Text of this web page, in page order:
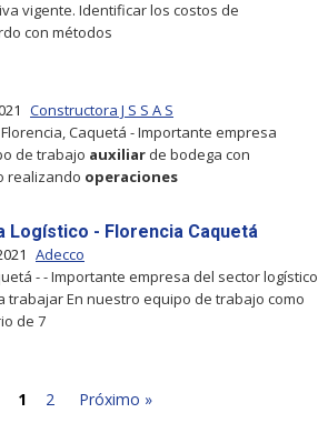
vigente. Identificar los costos de
con métodos
Constructora J S S A S
Florencia, Caquetá - Importante empresa
de trabajo auxiliar de bodega con
realizando operaciones
Logístico - Florencia Caquetá
Adecco
- - Importante empresa del sector logístico
En nuestro equipo de trabajo como
de 7
1 2 Próximo »